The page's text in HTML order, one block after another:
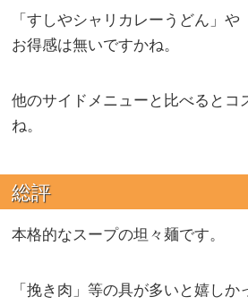
「すしやシャリカレーうどん」や
お得感は無いですかね。
他のサイドメニューと比べるとコ
ね。
総評
本格的なスープの坦々麺です。
「挽き肉」等の具が多いと嬉しか